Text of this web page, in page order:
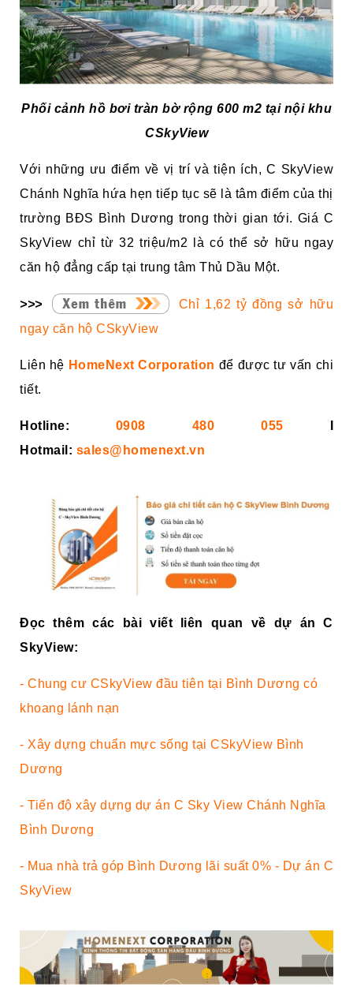
Phối cảnh hồ bơi tràn bờ rộng 600 m2 tại nội khu
CSkyView
Với những ưu điểm về vị trí và tiện ích, C SkyView
Chánh Nghĩa hứa hẹn tiếp tục sẽ là tâm điểm của thị
trường BĐS Bình Dương trong thời gian tới. Giá C
SkyView chỉ từ 32 triệu/m2 là có thể sở hữu ngay
căn hộ đẳng cấp tại trung tâm Thủ Dầu Một.
>>>
Chỉ 1,62 tỷ đồng sở hữu
ngay căn hộ CSkyView
Liên hệ HomeNext Corporation để được tư vấn chi
tiết.
Hotline: 0908 480 055
Hotmail: sales@homenext.vn
Đọc thêm các bài viết liên quan về dự án C
SkyView:
- Chung cư CSkyView đầu tiên tại Bình Dương có
khoang lánh nạn
- Xây dựng chuẩn mực sống tại CSkyView Bình
Dương
- Tiến độ xây dựng dự án C Sky View Chánh Nghĩa
Bình Dương
- Mua nhà trả góp Bình Dương lãi suất 0% - Dự án C
SkyView